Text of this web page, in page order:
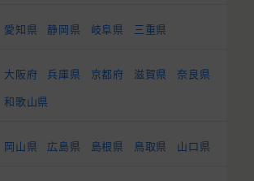
愛知県 静岡県 岐阜県 三重県
大阪府 兵庫県 京都府 滋賀県
奈良県
和歌山県
岡山県 広島県 島根県 鳥取県 山口県